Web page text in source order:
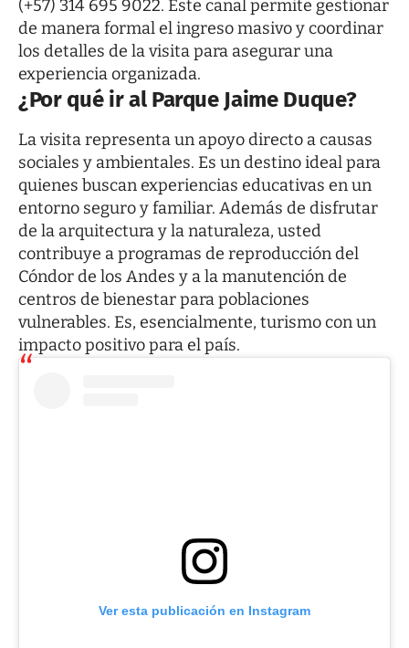
(+57) 314 695 9022. Este canal permite gestionar
de manera formal el ingreso masivo y coordinar
los detalles de la visita para asegurar una
experiencia organizada.
¿Por qué ir al Parque Jaime Duque?
La visita representa un apoyo directo a causas
sociales y ambientales. Es un destino ideal para
quienes buscan experiencias educativas en un
entorno seguro y familiar. Además de disfrutar
de la arquitectura y la naturaleza, usted
contribuye a programas de reproducción del
Cóndor de los Andes y a la manutención de
centros de bienestar para poblaciones
vulnerables. Es, esencialmente, turismo con un
impacto positivo para el país.
Ver esta publicación en Instagram